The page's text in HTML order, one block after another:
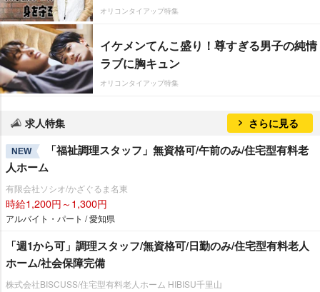
オリコンタイアップ特集
イケメンてんこ盛り！尊すぎる男子の純情
ラブに胸キュン
オリコンタイアップ特集
求人特集 さらに見る
NEW
「福祉調理スタッフ」無資格可/午前のみ/住宅型有料老
人ホーム
有限会社ソシオ/かざぐるま名東
時給1,200円～1,300円
アルバイト・パート / 愛知県
「週1から可」調理スタッフ/無資格可/日勤のみ/住宅型有料老人
ホーム/社会保障完備
株式会社BISCUSS/住宅型有料老人ホーム HIBISU千里山